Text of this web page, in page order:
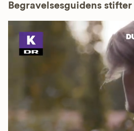
Begravelsesguidens stifter